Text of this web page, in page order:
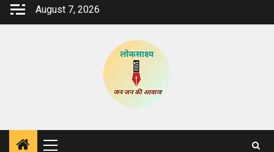
Skip
August 7, 2026
Primary